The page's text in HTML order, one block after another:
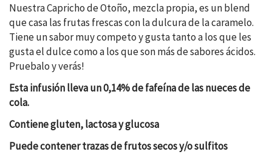
Nuestra Capricho de Otoño, mezcla propia, es un blend
que casa las frutas frescas con la dulcura de la caramelo.
Tiene un sabor muy competo y gusta tanto a los que les
gusta el dulce como a los que son más de sabores ácidos.
Pruebalo y verás!
Esta infusión lleva un 0,14% de fafeína de las nueces de
cola.
Contiene gluten, lactosa y glucosa
Puede contener trazas de frutos secos y/o sulfitos